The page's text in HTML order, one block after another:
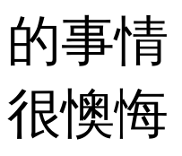
的事
很懊